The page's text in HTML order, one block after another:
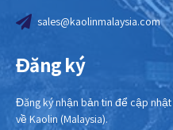
sales@kaolinmalaysia.com
Đăng ký
Đăng ký nhận bản tin để cập
về Kaolin (Malaysia).